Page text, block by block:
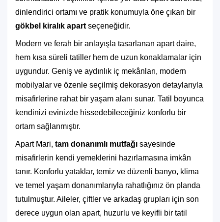
dinlendirici ortamı ve pratik konumuyla öne çıkan bir
gökbel kiralık apart seçeneğidir.
Modern ve ferah bir anlayışla tasarlanan apart daire,
hem kısa süreli tatiller hem de uzun konaklamalar için
uygundur. Geniş ve aydınlık iç mekânları, modern
mobilyalar ve özenle seçilmiş dekorasyon detaylarıyla
misafirlerine rahat bir yaşam alanı sunar. Tatil boyunca
kendinizi evinizde hissedebileceğiniz konforlu bir
ortam sağlanmıştır.
Apart Mari, tam donanımlı mutfağı sayesinde
misafirlerin kendi yemeklerini hazırlamasına imkân
tanır. Konforlu yataklar, temiz ve düzenli banyo, klima
ve temel yaşam donanımlarıyla rahatlığınız ön planda
tutulmuştur. Aileler, çiftler ve arkadaş grupları için son
derece uygun olan apart, huzurlu ve keyifli bir tatil